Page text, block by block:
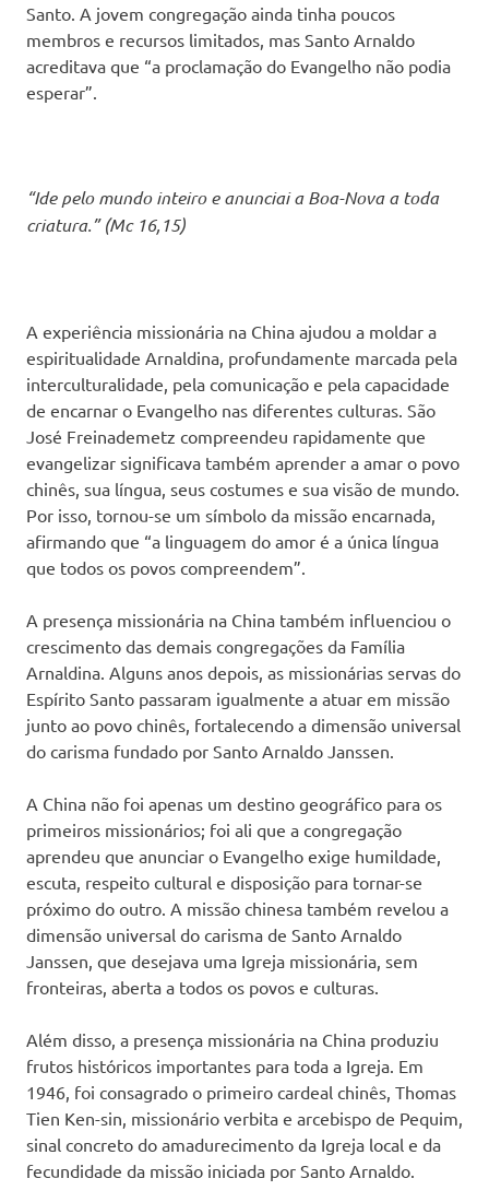
Santo. A jovem congregação ainda tinha poucos
membros e recursos limitados, mas Santo Arnaldo
acreditava que “a proclamação do Evangelho não podia
esperar”.
“Ide pelo mundo inteiro e anunciai a Boa-Nova a toda
criatura.” (Mc 16,15)
A experiência missionária na China ajudou a moldar a
espiritualidade Arnaldina, profundamente marcada pela
interculturalidade, pela comunicação e pela capacidade
de encarnar o Evangelho nas diferentes culturas. São
José Freinademetz compreendeu rapidamente que
evangelizar significava também aprender a amar o povo
chinês, sua língua, seus costumes e sua visão de mundo.
Por isso, tornou-se um símbolo da missão encarnada,
afirmando que “a linguagem do amor é a única língua
que todos os povos compreendem”.
A presença missionária na China também influenciou o
crescimento das demais congregações da Família
Arnaldina. Alguns anos depois, as missionárias servas do
Espírito Santo passaram igualmente a atuar em missão
junto ao povo chinês, fortalecendo a dimensão universal
do carisma fundado por Santo Arnaldo Janssen.
A China não foi apenas um destino geográfico para os
primeiros missionários; foi ali que a congregação
aprendeu que anunciar o Evangelho exige humildade,
escuta, respeito cultural e disposição para tornar-se
próximo do outro. A missão chinesa também revelou a
dimensão universal do carisma de Santo Arnaldo
Janssen, que desejava uma Igreja missionária, sem
fronteiras, aberta a todos os povos e culturas.
Além disso, a presença missionária na China produziu
frutos históricos importantes para toda a Igreja. Em
1946, foi consagrado o primeiro cardeal chinês, Thomas
Tien Ken-sin, missionário verbita e arcebispo de Pequim,
sinal concreto do amadurecimento da Igreja local e da
fecundidade da missão iniciada por Santo Arnaldo.